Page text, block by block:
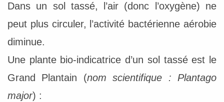
Dans un sol tassé, l’air (donc l’oxygène) ne
peut plus circuler, l’activité bactérienne aérobie
diminue.
Une plante bio-indicatrice d’un sol tassé est le
Grand Plantain (nom scientifique : Plantago
major) :